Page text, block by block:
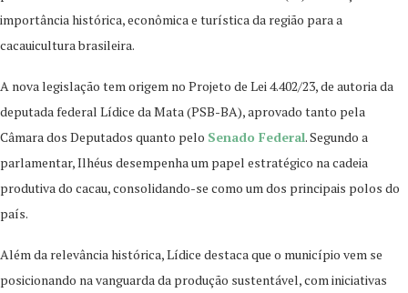
importância histórica, econômica e turística da região para a
cacauicultura brasileira.
A nova legislação tem origem no Projeto de Lei 4.402/23, de autoria da
deputada federal Lídice da Mata (PSB-BA), aprovado tanto pela
Câmara dos Deputados quanto pelo Senado Federal. Segundo a
parlamentar, Ilhéus desempenha um papel estratégico na cadeia
produtiva do cacau, consolidando-se como um dos principais polos do
país.
Além da relevância histórica, Lídice destaca que o município vem se
posicionando na vanguarda da produção sustentável, com iniciativas